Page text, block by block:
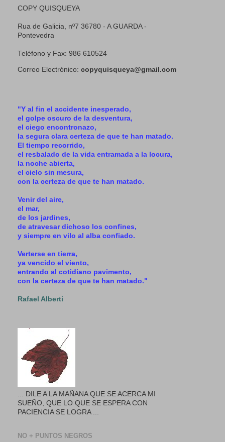
COPY QUISQUEYA
Rua de Galicia, nº7 36780 - A GUARDA -
Pontevedra
Teléfono y Fax: 986 610524
Correo Electrónico: copyquisqueya@gmail.com
"Y al fin el accidente inesperado,
el golpe oscuro de la desventura,
el ciego encontronazo,
la segura clara certeza de que te han matado.
El tiempo recorrido,
el resbalado de la vida entramada a la locura,
la noche abierta,
el cielo sin mesura,
con la certeza de que te han matado.
Venir del aire,
el mar,
de los jardines,
de atravesar dichoso los confines,
y siempre en vilo al alba confiado.
Verterse en tierra,
ya vencido el viento,
entrando al cotidiano pavimento,
con la certeza de que te han matado."
Rafael Alberti
... DILE A LA MAÑANA QUE SE ACERCA MI
SUEÑO, QUE LO QUE SE ESPERA CON
PACIENCIA SE LOGRA ...
NO + PUNTOS NEGROS